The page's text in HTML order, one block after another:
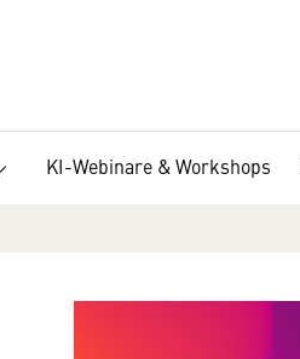
KI-Webinare & Workshops